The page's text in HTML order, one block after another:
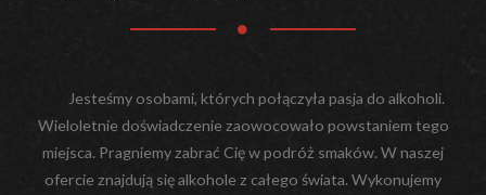
Jesteśmy osobami, których połączyła pasja do alkoholi.
Wieloletnie doświadczenie zaowocowało powstaniem tego
miejsca. Pragniemy zabrać Cię w podróż smaków. W naszej
ofercie znajdują się alkohole z całego świata. Wykonujemy